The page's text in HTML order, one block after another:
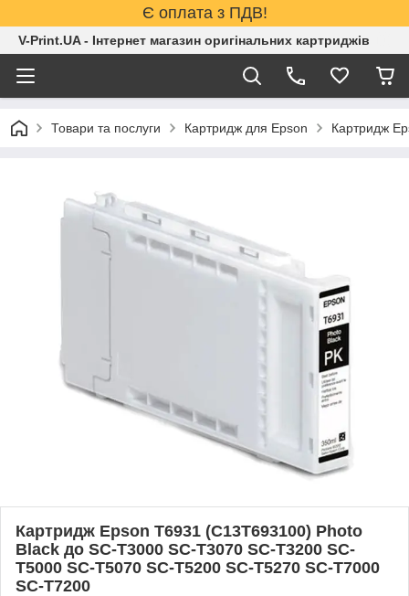
Є оплата з ПДВ!
V-Print.UA - Інтернет магазин оригінальних картриджів
Товари та послуги Картридж для Epson Картридж
Картридж Epson T6931 (C13T693100) Photo
Black до SC-T3000 SC-T3070 SC-T3200 SC-
T5000 SC-T5070 SC-T5200 SC-T5270 SC-T7000
SC-T7200